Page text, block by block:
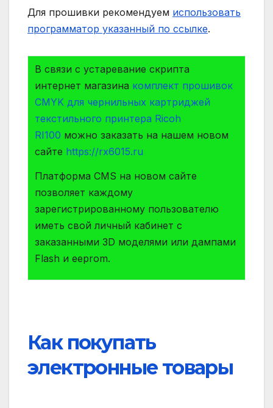
Для прошивки рекомендуем использовать
программатор указанный по ссылке.
В связи с устаревание скрипта
интернет магазина комплект прошивок
CMYK для чернильных картриджей
текстильного принтера Ricoh
RI100 можно заказать на нашем новом
сайте https://rx6015.ru
Платформа СMS на новом сайте
позволяет каждому
зарегистрированному пользователю
иметь свой личный кабинет с
заказанными 3D моделями или дампами
Flash и eeprom.
Как покупать
электронные товары